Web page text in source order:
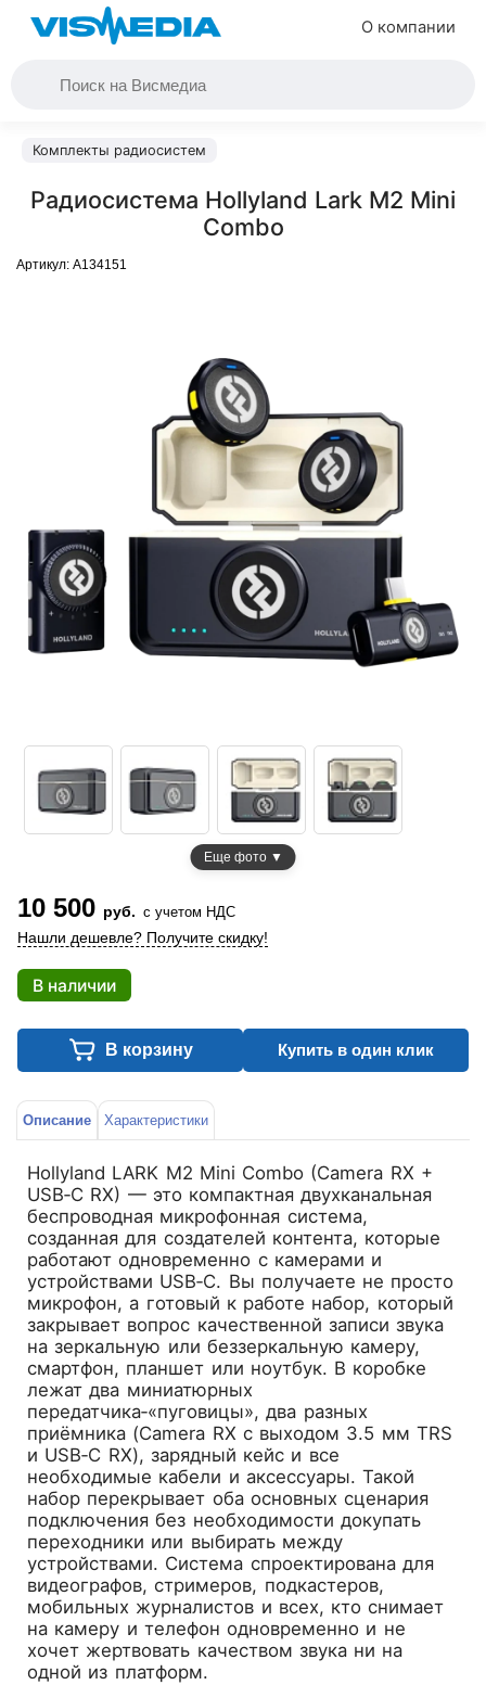
О компании
Комплекты радиосистем
Радиосистема Hollyland Lark M2 Mini
Combo
Артикул: A134151
Еще фото ▼
10 500 руб. с учетом НДС
Нашли дешевле? Получите скидку!
В наличии
В корзину Купить в один клик
Описание Характеристики
Hollyland LARK M2 Mini Combo (Camera RX +
USB‑C RX) — это компактная двухканальная
беспроводная микрофонная система,
созданная для создателей контента, которые
работают одновременно с камерами и
устройствами USB‑C. Вы получаете не просто
микрофон, а готовый к работе набор, который
закрывает вопрос качественной записи звука
на зеркальную или беззеркальную камеру,
смартфон, планшет или ноутбук. В коробке
лежат два миниатюрных
передатчика‑«пуговицы», два разных
приёмника (Camera RX с выходом 3.5 мм TRS
и USB‑C RX), зарядный кейс и все
необходимые кабели и аксессуары. Такой
набор перекрывает оба основных сценария
подключения без необходимости докупать
переходники или выбирать между
устройствами. Система спроектирована для
видеографов, стримеров, подкастеров,
мобильных журналистов и всех, кто снимает
на камеру и телефон одновременно и не
хочет жертвовать качеством звука ни на
одной из платформ.